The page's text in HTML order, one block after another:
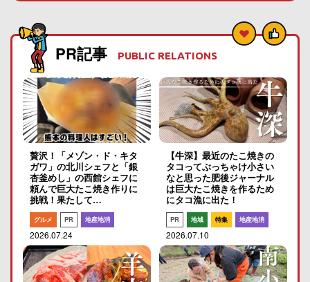
PR記事 PUBLIC RELATIONS
贅沢！「メゾン・ド・キタ
ガワ」の北川シェフと「銀
杏釜めし」の西館シェフに
頼んで巨大たこ焼き作りに
挑戦！果たして…
グルメ PR 地産地消
2026.07.24
【牛深】最近のたこ焼きの
タコってぶっちゃけ小さい
なと思った肥後ジャーナル
は巨大たこ焼きを作るため
にタコ漁に出た！
PR 地域 特集 地産地消
2026.07.10